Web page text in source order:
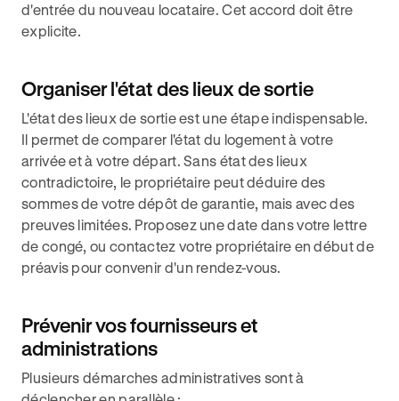
d'entrée du nouveau locataire. Cet accord doit être
explicite.
Organiser l'état des lieux de sortie
L'état des lieux de sortie est une étape indispensable.
Il permet de comparer l'état du logement à votre
arrivée et à votre départ. Sans état des lieux
contradictoire, le propriétaire peut déduire des
sommes de votre dépôt de garantie, mais avec des
preuves limitées. Proposez une date dans votre lettre
de congé, ou contactez votre propriétaire en début de
préavis pour convenir d'un rendez-vous.
Prévenir vos fournisseurs et
administrations
Plusieurs démarches administratives sont à